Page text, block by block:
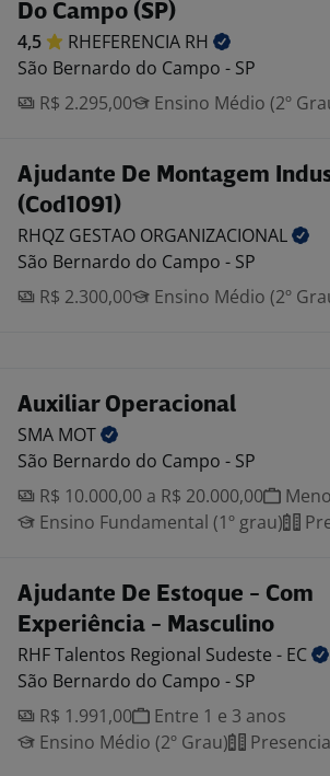
Do Campo (SP)
4,5 RHEFERENCIA RH
São Bernardo do Campo - SP
R$ 2.295,00
Ensino Médio (2º
Ajudante De Montagem
(Cod1091)
RHQZ GESTAO ORGANIZACIONAL
São Bernardo do Campo - SP
R$ 2.300,00
Ensino Médio (2º
Auxiliar Operacional
SMA MOT
São Bernardo do Campo - SP
R$ 10.000,00 a R$ 20.000,00
Ensino Fundamental (1º grau)
Ajudante De Estoque - Com
Experiência - Masculino
RHF Talentos Regional Sudeste - EC
São Bernardo do Campo - SP
R$ 1.991,00
Entre 1 e 3 anos
Ensino Médio (2º Grau)